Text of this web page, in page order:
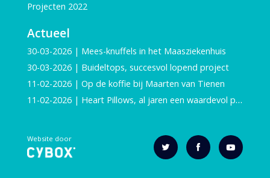
Projecten 2022
Actueel
30-03-2026 | Mees-knuffels in het Maasziekenhuis
30-03-2026 | Buideltops, succesvol lopend project
11-02-2026 | Op de koffie bij Maarten van Tienen
11-02-2026 | Heart Pillows, al jaren een waardevol project
Website door